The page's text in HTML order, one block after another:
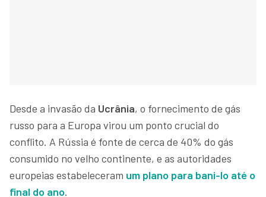
Desde a invasão da Ucrânia, o fornecimento de gás
russo para a Europa virou um ponto crucial do
conflito. A Rússia é fonte de cerca de 40% do gás
consumido no velho continente, e as autoridades
europeias estabeleceram um plano para bani-lo até o
final do ano.